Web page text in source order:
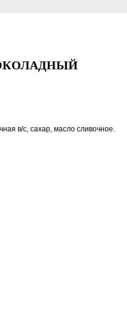
в/с, сахар, масло сливочное.